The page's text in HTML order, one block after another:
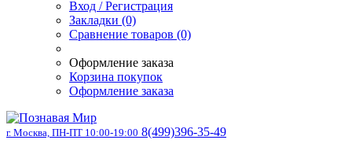
Вход / Регистрация
Закладки (0)
Сравнение товаров (0)
Оформление заказа
Корзина покупок
Оформление заказа
г. Москва, ПН-ПТ 10:00-19:00 8(499)396-35-49